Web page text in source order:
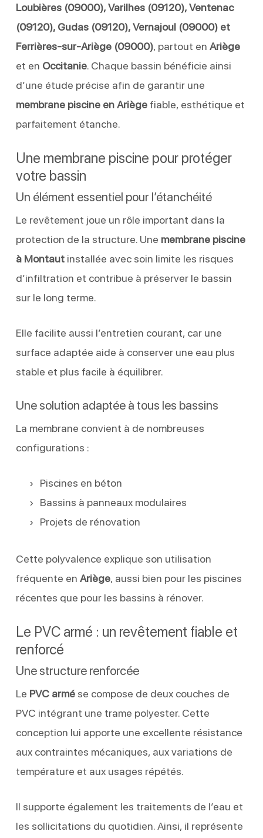
Loubières (09000), Varilhes (09120), Ventenac
(09120), Gudas (09120), Vernajoul (09000) et
Ferrières-sur-Ariège (09000), partout en Ariège
et en Occitanie. Chaque bassin bénéficie ainsi
d’une étude précise afin de garantir une
membrane piscine en Ariègefiable, esthétique et
parfaitement étanche.
Une membrane piscine pour protéger
votre bassin
Un élément essentiel pour l’étanchéité
Le revêtement joue un rôle important dans la
protection de la structure. Une membrane piscine
à Montautinstallée avec soin limite les risques
d’infiltration et contribue à préserver le bassin
sur le long terme.
Elle facilite aussi l’entretien courant, car une
surface adaptée aide à conserver une eau plus
stable et plus facile à équilibrer.
Une solution adaptée à tous les bassins
La membrane convient à de nombreuses
configurations :
Piscines en béton
Bassins à panneaux modulaires
Projets de rénovation
Cette polyvalence explique son utilisation
fréquente en Ariège, aussi bien pour les piscines
récentes que pour les bassins à rénover.
Le PVC armé : un revêtement fiable et
renforcé
Une structure renforcée
Le PVC armése compose de deux couches de
PVC intégrant une trame polyester. Cette
conception lui apporte une excellente résistance
aux contraintes mécaniques, aux variations de
température et aux usages répétés.
Il supporte également les traitements de l’eau et
les sollicitations du quotidien. Ainsi, il représente